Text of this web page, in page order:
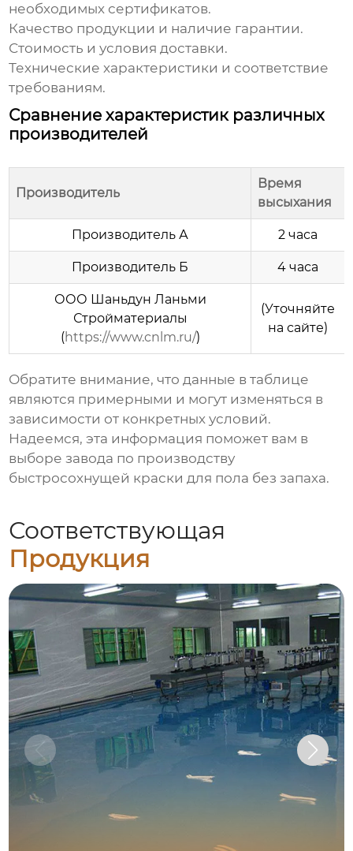
необходимых сертификатов.
Качество продукции и наличие гарантии.
Стоимость и условия доставки.
Технические характеристики и соответствие
требованиям.
Сравнение характеристик различных
производителей
Производитель
Время
высыхания
Производитель А 2 часа
Производитель Б 4 часа
ООО Шаньдун Ланьми
Стройматериалы
(https://www.cnlm.ru/)
(Уточняйте
на сайте)
Обратите внимание, что данные в таблице
являются примерными и могут изменяться в
зависимости от конкретных условий.
Надеемся, эта информация поможет вам в
выборезавода по производству
быстросохнущей краски для пола без запаха.
Соответствующая
Продукция